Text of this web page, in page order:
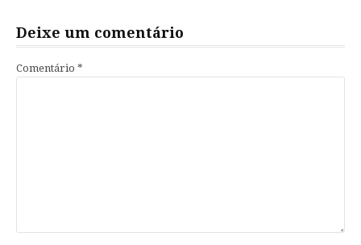
Deixe um comentário
Comentário *